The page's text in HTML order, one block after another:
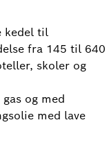
kedel til
fra 145 til 640
skoler og
og med
med lave